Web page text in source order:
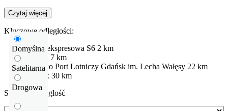
Czytaj więcej
Domyślna
Satelitarna
Drogowa
Kluczowe odległości:
Droga ekspresowa S6 2 km
7 km
Lotnisko Port Lotniczy Gdańsk im. Lecha Wałęsy 22 km
Gdańsk 30 km
Sprawdź odleglość